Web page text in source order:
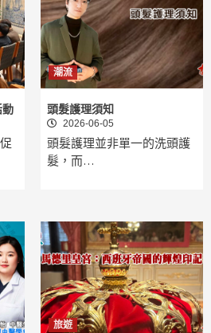
動
潮流
頭髮護理須知
2026-06-05
頭髮護理並非單一的洗頭護
髮，而…
旅遊